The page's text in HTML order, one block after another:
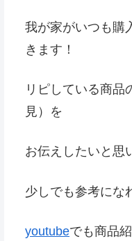
我が家がいつも購
きます！
リピしている商品
見）を
お伝えしたいと思
少しでも参考にな
youtubeでも商品